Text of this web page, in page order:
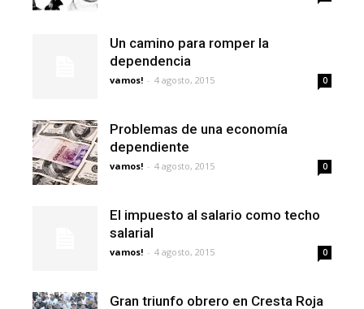
Un camino para romper la
dependencia
vamos! - 4 agosto, 2015 0
Problemas de una economía
dependiente
vamos! - 4 agosto, 2015 0
El impuesto al salario como techo
salarial
vamos! - 4 agosto, 2015 0
Gran triunfo obrero en Cresta Roja